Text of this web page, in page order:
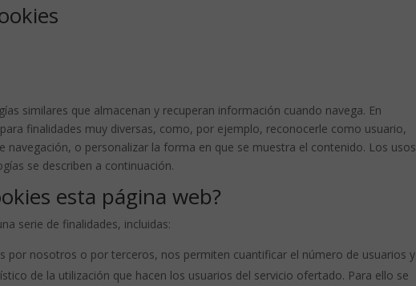
similares que almacenan y recuperan información cuando navega. En
finalidades muy diversas, como, por ejemplo, reconocerle como usuario,
o personalizar la forma en que se muestra el contenido. Los usos
se describen a continuación.
esta página web?
serie de finalidades, incluidas:
por nosotros o por terceros, nos permiten cuantificar el número de usuarios y
de la utilización que hacen los usuarios del servicio ofertado. Para ello se